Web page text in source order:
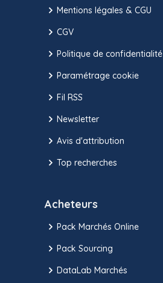
Mentions légales & CGU
CGV
Politique de confidentialité
Paramétrage cookie
Fil RSS
Newsletter
Avis d'attribution
Top recherches
Acheteurs
Pack Marchés Online
Pack Sourcing
DataLab Marchés